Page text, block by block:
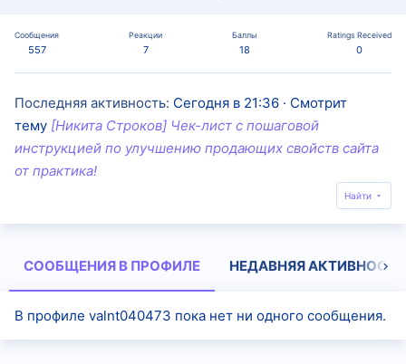
Сообщения
557
Реакции
7
Баллы
18
Ratings Received
0
Последняя активность Сегодня в 21:36 · Смотрит
тему [Никита Строков] Чек-лист с пошаговой
инструкцией по улучшению продающих свойств сайта
от практика!
Найти
СООБЩЕНИЯ В ПРОФИЛЕ НЕДАВНЯЯ АКТИВНОСТЬ
В профиле valnt040473 пока нет ни одного сообщения.